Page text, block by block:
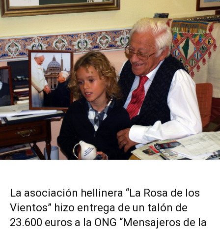
La asociación hellinera “La Rosa de los
Vientos” hizo entrega de un talón de
23.600 euros a la ONG “Mensajeros de la